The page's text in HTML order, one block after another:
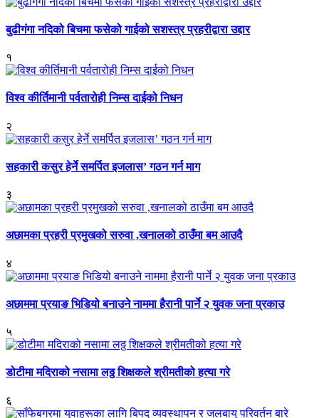
बुढीगंगा नदिको बिचमा फसेको गाईको सशस्त्र प्रहरीद्वारा उद्दार
१
विश्व कीर्तिमानी पर्वतारोही निम्स दाईको निधन
२
सहकारी कसुर हेर्ने समर्पित इजलास’ गठन गर्न माग
३
अछामका प्रहरी प्रमुखको सरुवा ,खनालको ठाउँमा बम आउदै
४
अछाममा प्रयाङ भिडियो बनाउने नाममा हैरानी पार्ने २ युवक जना प्रकाउ
५
डोटीमा मदिराको नसामा लठ्ठ शिक्षकले श्रीमतीको हत्या गरे
६